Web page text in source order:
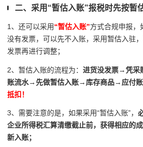
二、采用“暂估入账”报税时先按暂
1、还可以采用“暂估入账”方式合规申报，
没有发票，可以先不入账，采用暂估入驻
发票再进行调整；
2、暂估入账的流程为： 进货没发票→凭采
账流水→先做暂估入账→库存商品→应付
抵扣！
3、需要注意的是，如果采用“暂估入账”，
企业所得税汇算清缴截止前，获得相应的
新入账；